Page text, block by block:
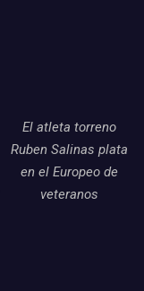
El atleta torreno
Ruben Salinas plata
en el Europeo de
veteranos